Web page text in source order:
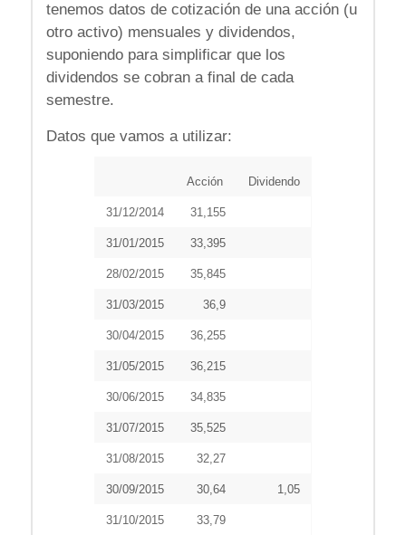
tenemos datos de cotización de una acción (u
otro activo) mensuales y dividendos,
suponiendo para simplificar que los
dividendos se cobran a final de cada
semestre.
Datos que vamos a utilizar:
Acción Dividendo
31/12/2014 31,155
31/01/2015 33,395
28/02/2015 35,845
31/03/2015 36,9
30/04/2015 36,255
31/05/2015 36,215
30/06/2015 34,835
31/07/2015 35,525
31/08/2015 32,27
30/09/2015 30,64 1,05
31/10/2015 33,79